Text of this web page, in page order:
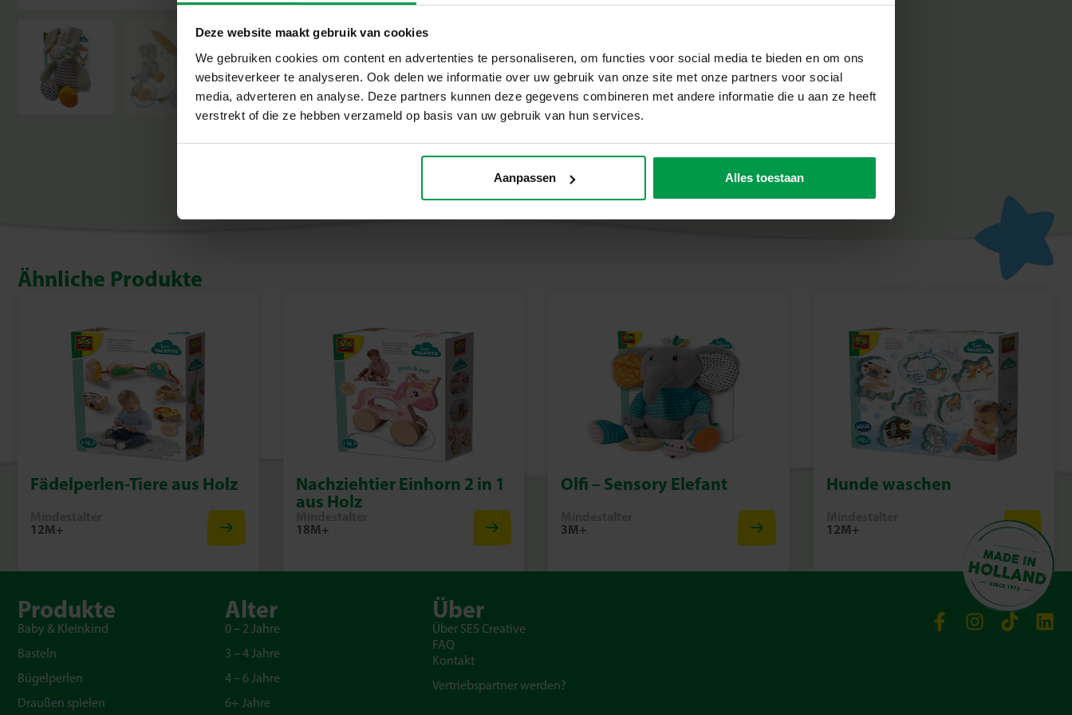
Deze website maakt gebruik van cookies
We gebruiken cookies om content en advertenties te personaliseren, om functies voor social media te bieden en om ons
websiteverkeer te analyseren. Ook delen we informatie over uw gebruik van onze site met onze partners voor social
media, adverteren en analyse. Deze partners kunnen deze gegevens combineren met andere informatie die u aan ze heeft
verstrekt of die ze hebben verzameld op basis van uw gebruik van hun services.
Aanpassen Alles toestaan
Entdecken Sie den Spaß am Kuckuck!
Mit dem „Donkey – Peekaboo-Kuscheltier” schenken Sie Ihrem Kind einen weichen Freund,
der für endlosen Spielspaß sorgt. Perfekt für die Kleinsten, die interaktives Spielen und
Kuscheln lieben. Probieren Sie es aus und entdecken Sie, wie viel Spaß es macht, mit diesem
Ähnliche Produkte
Fädelperlen-Tiere aus Holz
12M+
Nachziehtier Einhorn 2 in 1
aus Holz
18M+
Olfi – Sensory Elefant
3M+
Hunde waschen
12M+
Produkte
Baby & Kleinkind
Basteln
Bügelperlen
Draußen spielen
Alter
0 – 2 Jahre
3 – 4 Jahre
4 – 6 Jahre
6+ Jahre
Über
Über SES Creative
FAQ
Kontakt
Vertriebspartner werden?